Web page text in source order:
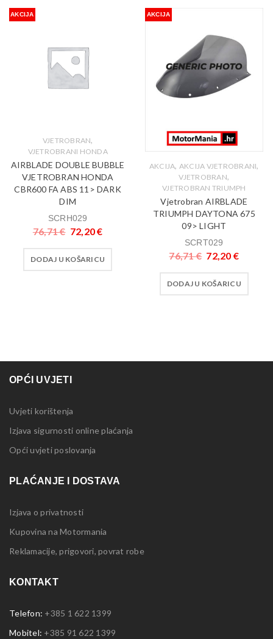
AKCIJA
VJETROBRAN,
VJETROBRANI HONDA
AIRBLADE DOUBLE BUBBLE
VJETROBRAN HONDA
CBR600 FA ABS 11> DARK
DIM
SCRH029
76,71€ 72,20€
DODAJ U KOŠARICU
AKCIJA
AKCIJA, AKCIJA VJETROBRANI,
VJETROBRAN,
VJETROBRAN TRIUMPH
Vjetrobran AIRBLADE
TRIUMPH DAYTONA 675
09> LIGHT
SCRT029
76,71€ 72,20 €
DODAJ U KOŠARICU
OPĆI UVJETI
Uvjeti korištenja
Izjava sigurnosti online plaćanja
Opći uvjeti poslovanja
PLAĆANJE I DOSTAVA
Izjava o privatnosti
Kupovina na Motormania
Reklamacije, prigovori, povrat robe
KONTAKT
Telefon: +385 1 622 1399
Mobitel: +385 91 622 1399